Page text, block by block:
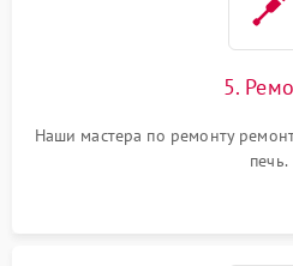
5.
Наши мастера по ремонту
печь.